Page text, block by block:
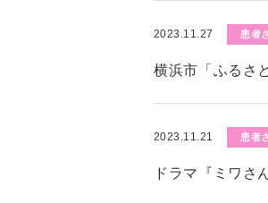
2023.11.27 患者
横浜市「ふるさ
2023.11.21 患者
ドラマ『ミワさ